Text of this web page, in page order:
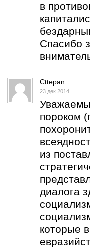
в
Спасибо
Cttepan
23 дек 2014
пороком
из
диалога
которые